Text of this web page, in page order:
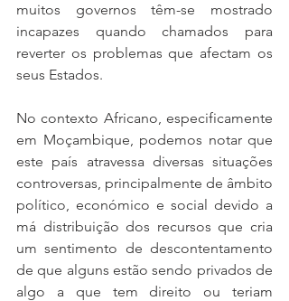
muitos governos têm-se mostrado
incapazes quando chamados para
reverter os problemas que afectam os
seus Estados.
No contexto Africano, especificamente
em Moçambique, podemos notar que
este país atravessa diversas situações
controversas, principalmente de âmbito
político, económico e social devido a
má distribuição dos recursos que cria
um sentimento de descontentamento
de que alguns estão sendo privados de
algo a que tem direito ou teriam